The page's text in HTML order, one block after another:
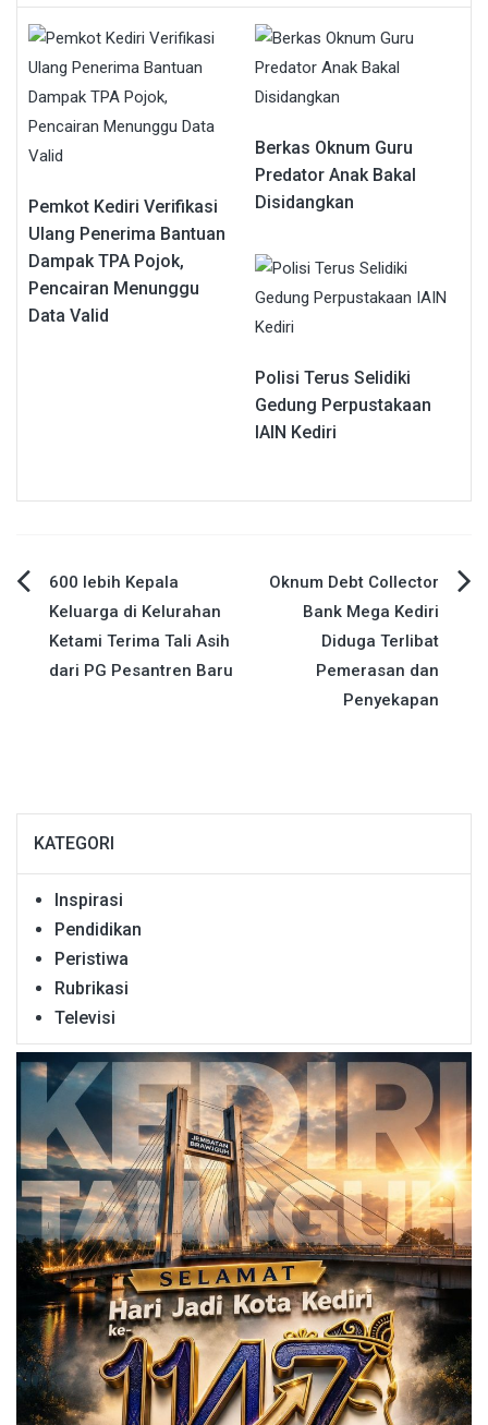
Pemkot Kediri Verifikasi
Ulang Penerima Bantuan
Dampak TPA Pojok,
Pencairan Menunggu
Data Valid
Berkas Oknum Guru
Predator Anak Bakal
Disidangkan
Polisi Terus Selidiki
Gedung Perpustakaan
IAIN Kediri
Navigasi
pos
600 lebih Kepala
Keluarga di Kelurahan
Ketami Terima Tali Asih
dari PG Pesantren Baru
Oknum Debt Collector
Bank Mega Kediri
Diduga Terlibat
Pemerasan dan
Penyekapan
KATEGORI
Inspirasi
Pendidikan
Peristiwa
Rubrikasi
Televisi